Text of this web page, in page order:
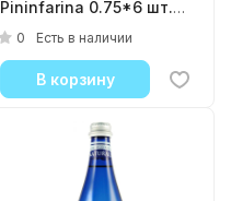
Pininfarina 0.75*6 шт.
(Стекло) Без газа
0 Есть в наличии
В корзину